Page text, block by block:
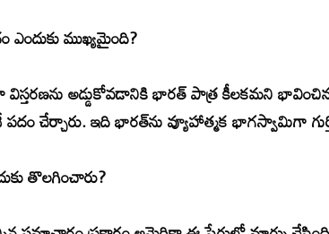
ఎందుకు ముఖ్యమైంది?
అడ్డుకోవడానికి భారత్ పాత్ర కీలకమని
పదం చేర్చారు. ఇది భారత్‌ను వ్యూహాత్మక భాగస్వామిగా
తొలగించారు?